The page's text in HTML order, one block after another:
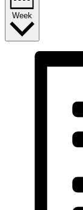
Week